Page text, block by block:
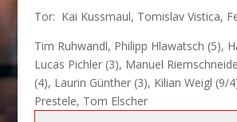
Tor: Kai Kussmaul, Tomislav Vistica,
Tim Ruhwandl, Philipp Hlawatsch (5),
Lucas Pichler (3), Manuel
(4), Laurin Günther (3), Kilian Weigl (9/
Prestele, Tom Elscher